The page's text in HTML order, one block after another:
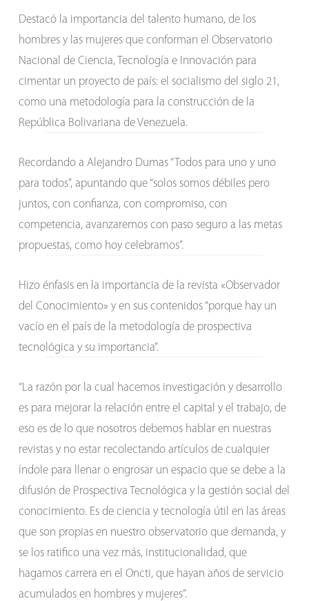
Destacó la importancia del talento humano, de los
hombres y las mujeres que conforman el Observatorio
Nacional de Ciencia, Tecnología e Innovación para
cimentar un proyecto de país: el socialismo del siglo 21,
como una metodología para la construcción de la
República Bolivariana de Venezuela.
Recordando a Alejandro Dumas “Todos para uno y uno
para todos”, apuntando que “solos somos débiles pero
juntos, con confianza, con compromiso, con
competencia, avanzaremos con paso seguro a las metas
propuestas, como hoy celebramos”.
Hizo énfasis en la importancia de la revista «Observador
del Conocimiento» y en sus contenidos “porque hay un
vacío en el país de la metodología de prospectiva
tecnológica y su importancia”.
“La razón por la cual hacemos investigación y desarrollo
es para mejorar la relación entre el capital y el trabajo, de
eso es de lo que nosotros debemos hablar en nuestras
revistas y no estar recolectando artículos de cualquier
índole para llenar o engrosar un espacio que se debe a la
difusión de Prospectiva Tecnológica y la gestión social del
conocimiento. Es de ciencia y tecnología útil en las áreas
que son propias en nuestro observatorio que demanda, y
se los ratifico una vez más, institucionalidad, que
hagamos carrera en el Oncti, que hayan años de servicio
acumulados en hombres y mujeres”.